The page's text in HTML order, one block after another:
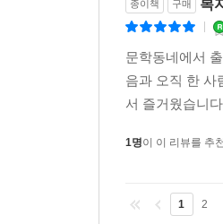
종이책 구매 복
문학동네에서
음과 오직 한 사
서 즐거웠습니
1명이 이 리뷰를 추
1 2